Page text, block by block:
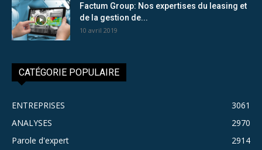
Factum Group: Nos expertises du leasing et
de la gestion de...
10 avril 2019
CATÉGORIE POPULAIRE
ENTREPRISES
3061
ANALYSES
2970
Parole d'expert
2914